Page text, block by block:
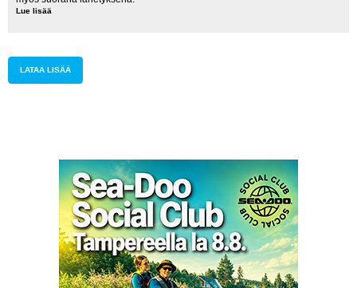
Lue lisää
Championship,
Ulricehamns
LATAA LISÄÄ